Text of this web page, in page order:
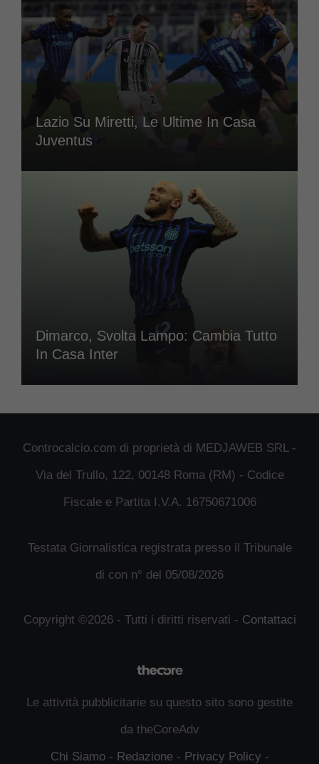
Lazio Su Miretti, Le Ultime In Casa
Juventus
Dimarco, Svolta Lampo: Cambia Tutto
In Casa Inter
Controcalcio.com di proprietà di MEDJAWEB SRL -
Via del Trullo, 122, 00148 Roma (RM) - Codice
Fiscale e Partita I.V.A. 16750671006
Testata Giornalistica registrata presso il Tribunale
di con n° del 05/08/2026
Copyright ©2026 - Tutti i diritti riservati - Contattaci
Le attività pubblicitarie su questo sito sono gestite
da theCoreAdv
Chi Siamo- Redazione- Privacy Policy -